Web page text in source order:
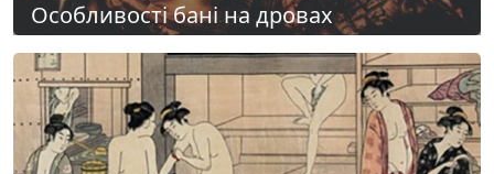
Особливості бані на дровах